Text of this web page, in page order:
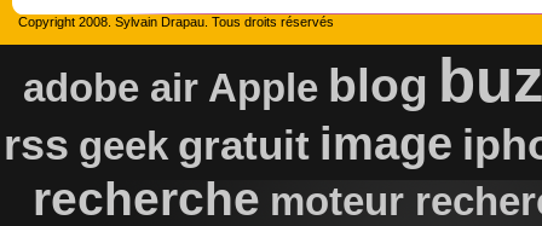
Copyright 2008. Sylvain Drapau. Tous droits réservés
adobe air Apple blog
rss geek gratuit image
recherche moteur